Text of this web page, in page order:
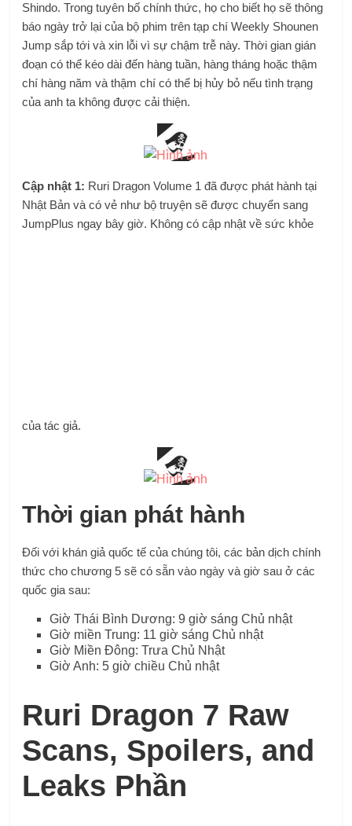
Shindo. Trong tuyên bố chính thức, họ cho biết họ sẽ thông
báo ngày trở lại của bộ phim trên tạp chí Weekly Shounen
Jump sắp tới và xin lỗi vì sự chậm trễ này. Thời gian gián
đoạn có thể kéo dài đến hàng tuần, hàng tháng hoặc thậm
chí hàng năm và thậm chí có thể bị hủy bỏ nếu tình trạng
của anh ta không được cải thiện.
Cập nhật 1: Ruri Dragon Volume 1 đã được phát hành tại
Nhật Bản và có vẻ như bộ truyện sẽ được chuyển sang
JumpPlus ngay bây giờ. Không có cập nhật về sức khỏe
của tác giả.
Thời gian phát hành
Đối với khán giả quốc tế của chúng tôi, các bản dịch chính
thức cho chương 5 sẽ có sẵn vào ngày và giờ sau ở các
quốc gia sau:
Giờ Thái Bình Dương: 9 giờ sáng Chủ nhật
Giờ miền Trung: 11 giờ sáng Chủ nhật
Giờ Miền Đông: Trưa Chủ Nhật
Giờ Anh: 5 giờ chiều Chủ nhật
Ruri Dragon 7 Raw
Scans, Spoilers, and
Leaks Phần